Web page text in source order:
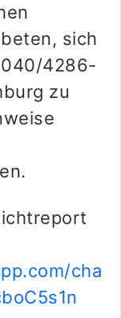
sich
040/4286-
zu
cha